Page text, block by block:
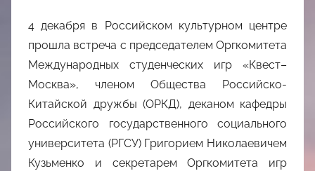
4 декабря в Российском культурном центре
прошла встреча с председателем Оргкомитета
Международных студенческих игр «Квест–
Москва», членом Общества Российско-
Китайской дружбы (ОРКД), деканом кафедры
Российского государственного социального
университета (РГСУ) Григорием Николаевичем
Кузьменко и секретарем Оргкомитета игр